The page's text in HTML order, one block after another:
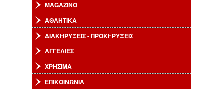
MAGAZINO
ΑΘΛΗΤΙΚΑ
ΔΙΑΚΗΡΥΞΕΙΣ - ΠΡΟΚΗΡΥΞΕΙΣ
ΑΓΓΕΛΙΕΣ
ΧΡΗΣΙΜΑ
ΕΠΙΚΟΙΝΩΝΙΑ